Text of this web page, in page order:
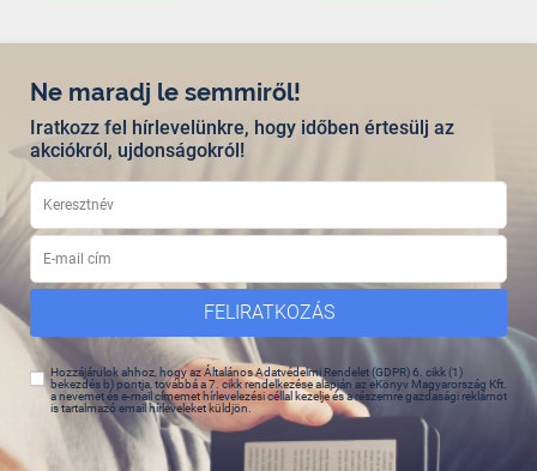
Ne maradj le semmiről!
Iratkozz fel hírlevelünkre, hogy időben értesülj az
akciókról, ujdonságokról!
FELIRATKOZÁS
Hozzájárulok ahhoz, hogy az Általános Adatvédelmi Rendelet (GDPR) 6. cikk (1)
bekezdés b) pontja, továbbá a 7. cikk rendelkezése alapján az eKönyv Magyarország Kft.
a nevemet és e-mail címemet hírlevelezési céllal kezelje és a részemre gazdasági reklámot
is tartalmazó email hírleveleket küldjön.